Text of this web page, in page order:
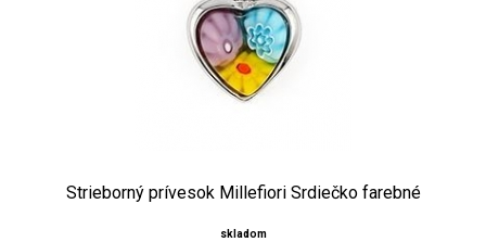
Strieborný prívesok Millefiori Srdiečko farebné
skladom